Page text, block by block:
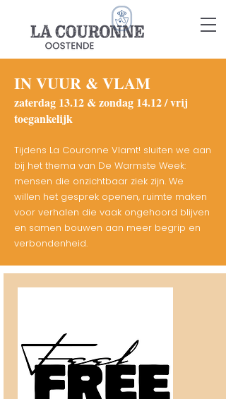
IN VUUR & VLAM
zaterdag 13.12 & zondag 14.12 / vrij
toegankelijk
Tijdens La Couronne Vlamt! sluiten we aan
bij het thema van De Warmste Week:
mensen die onzichtbaar ziek zijn. We
willen het gesprek openen, ruimte maken
voor verhalen die vaak ongehoord blijven
en samen bouwen aan meer begrip en
verbondenheid.